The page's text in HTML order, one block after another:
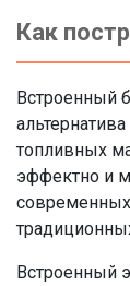
Как
Встроенный
альтернатива
топливных
эффектно и
Встроенный